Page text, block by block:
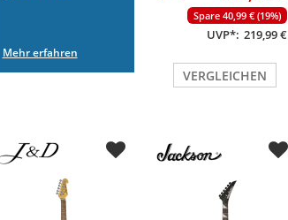
Mehr erfahren
Spare 40,99 € (19%)
UVP*: 219,99 €
VERGLEICHEN